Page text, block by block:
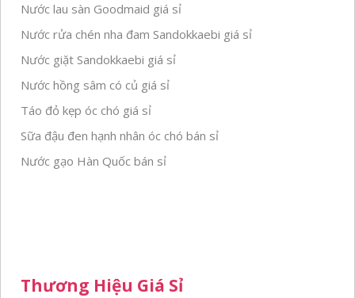
Nước lau sàn Goodmaid giá sỉ
Nước rửa chén nha đam Sandokkaebi giá sỉ
Nước giặt Sandokkaebi giá sỉ
Nước hồng sâm có củ giá sỉ
Táo đỏ kẹp óc chó giá sỉ
Sữa đậu đen hạnh nhân óc chó bán sỉ
Nước gạo Hàn Quốc bán sỉ
Thương Hiệu Giá Sỉ